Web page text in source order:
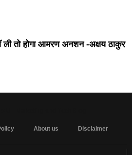
ली तो होगा आमरण अनशन -अक्षय ठाकुर
About us Disclaimer